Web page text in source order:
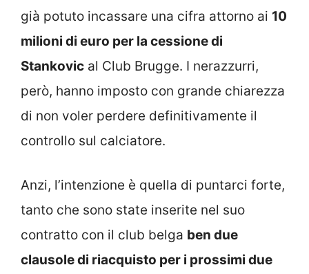
già potuto incassare una cifra attorno ai 10
milioni di euro per la cessione di
Stankovic al Club Brugge. I nerazzurri,
però, hanno imposto con grande chiarezza
di non voler perdere definitivamente il
controllo sul calciatore.
Anzi, l’intenzione è quella di puntarci forte,
tanto che sono state inserite nel suo
contratto con il club belga ben due
clausole di riacquisto per i prossimi due